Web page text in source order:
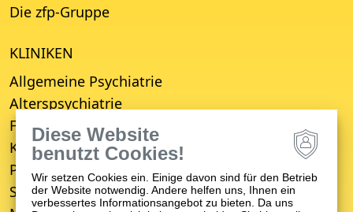
Die zfp-Gruppe
KLINIKEN
Allgemeine Psychiatrie
Alterspsychiatrie
Forensische Psychiatrie
Kinder- und Jugendpsychiatrie
Psychosomatische Medizin
Suchttherapie
Diese Website
benutzt Cookies!
Wir setzen Cookies ein. Einige davon sind für den Betrieb
der Website notwendig. Andere helfen uns, Ihnen ein
verbessertes Informationsangebot zu bieten. Da uns